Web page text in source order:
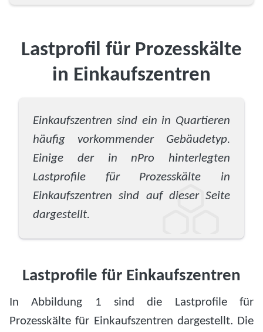
Lastprofil für Prozesskälte
in Einkaufszentren
Einkaufszentren sind ein in Quartieren
häufig vorkommender Gebäudetyp.
Einige der in nPro hinterlegten
Lastprofile für Prozesskälte in
Einkaufszentren sind auf dieser Seite
dargestellt.
Lastprofile für Einkaufszentren
In Abbildung 1 sind die Lastprofile für
Prozesskälte für Einkaufszentren dargestellt. Die